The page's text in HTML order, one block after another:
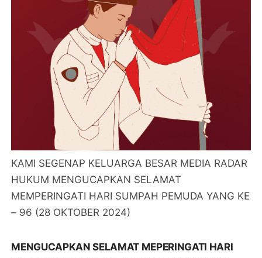
KAMI SEGENAP KELUARGA BESAR MEDIA RADAR
HUKUM MENGUCAPKAN SELAMAT
MEMPERINGATI HARI SUMPAH PEMUDA YANG KE
– 96 (28 OKTOBER 2024)
MENGUCAPKAN SELAMAT MEPERINGATI HARI